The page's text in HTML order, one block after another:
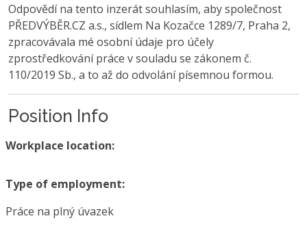
Odpovědí na tento inzerát souhlasím, aby společnost
PŘEDVÝBĚR.CZ a.s., sídlem Na Kozačce 1289/7, Praha 2,
zpracovávala mé osobní údaje pro účely
zprostředkování práce v souladu se zákonem č.
110/2019 Sb., a to až do odvolání písemnou formou.
Position Info
Workplace location:
Type of employment:
Práce na plný úvazek